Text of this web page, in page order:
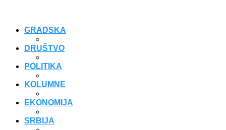
GRADSKA
DRUŠTVO
POLITIKA
KOLUMNE
EKONOMIJA
SRBIJA